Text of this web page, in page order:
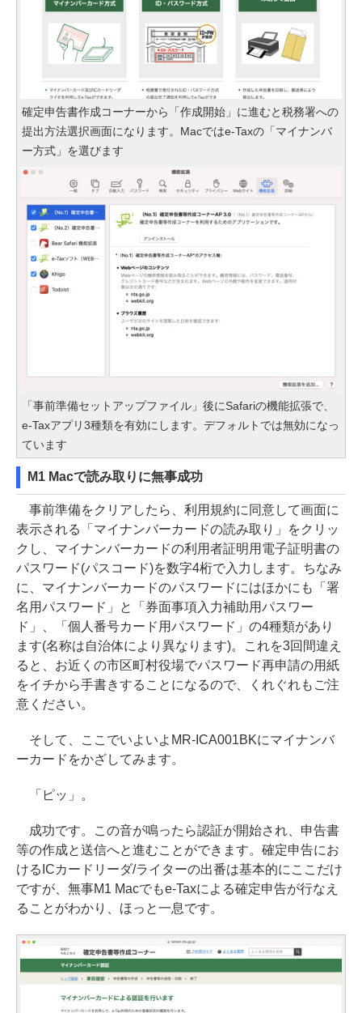
確定申告書作成コーナーから「作成開始」に進むと税務署への
提出方法選択画面になります。Macではe-Taxの「マイナンバ
ー方式」を選びます
「事前準備セットアップファイル」後にSafariの機能拡張で、
e-Taxアプリ3種類を有効にします。デフォルトでは無効になっ
ています
M1 Macで読み取りに無事成功
事前準備をクリアしたら、利用規約に同意して画面に
表示される「マイナンバーカードの読み取り」をクリッ
クし、マイナンバーカードの利用者証明用電子証明書の
パスワード(パスコード)を数字4桁で入力します。ちなみ
に、マイナンバーカードのパスワードにはほかにも「署
名用パスワード」と「券面事項入力補助用パスワー
ド」、「個人番号カード用パスワード」の4種類があり
ます(名称は自治体により異なります)。これを3回間違え
ると、お近くの市区町村役場でパスワード再申請の用紙
をイチから手書きすることになるので、くれぐれもご注
意ください。
そして、ここでいよいよMR-ICA001BKにマイナンバ
ーカードをかざしてみます。
「ピッ」。
成功です。この音が鳴ったら認証が開始され、申告書
等の作成と送信へと進むことができます。確定申告にお
けるICカードリーダ/ライターの出番は基本的にここだけ
ですが、無事M1 Macでもe-Taxによる確定申告が行なえ
ることがわかり、ほっと一息です。